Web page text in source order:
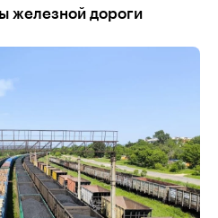
железной дороги